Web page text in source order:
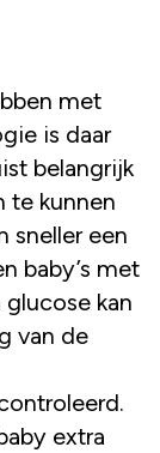
met
is daar
belangrijk
te kunnen
sneller een
baby’s met
kan
van de
extra